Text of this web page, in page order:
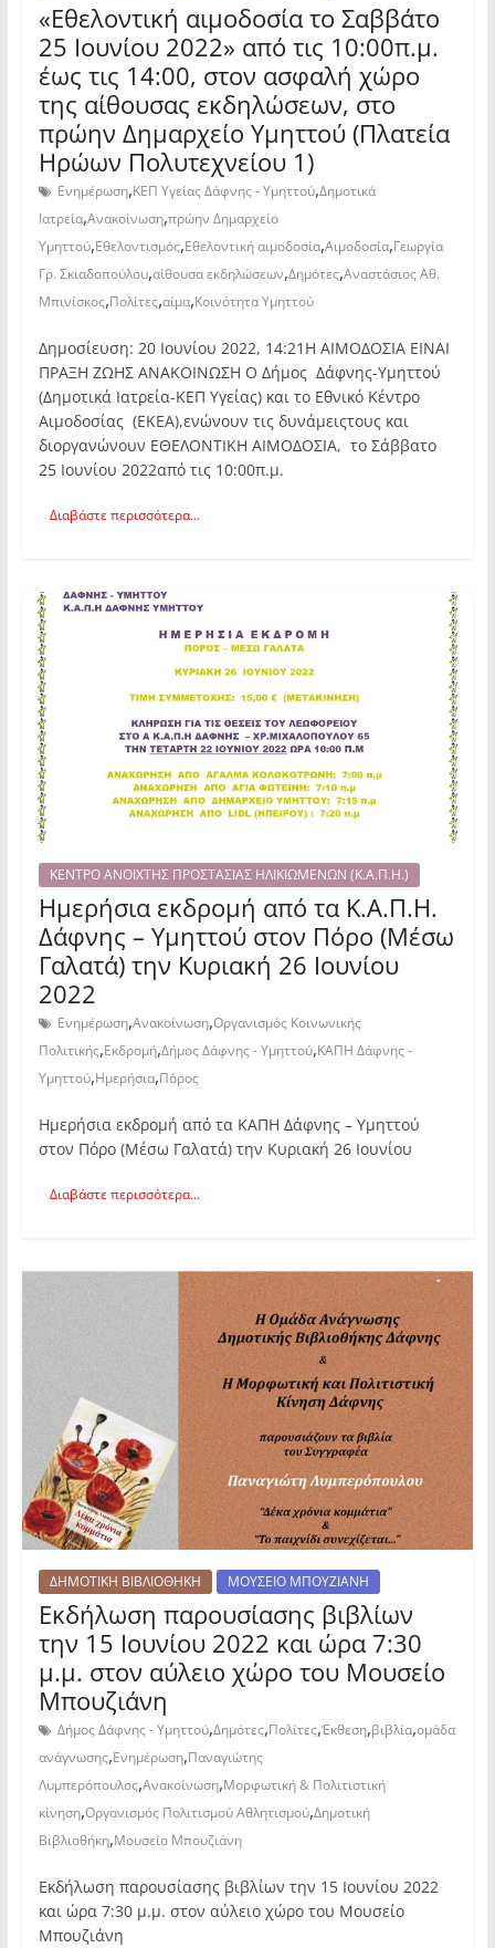
«Εθελοντική αιμοδοσία το Σαββάτο
25 Ιουνίου 2022» από τις 10:00π.μ.
έως τις 14:00, στον ασφαλή χώρο
της αίθουσας εκδηλώσεων, στο
πρώην Δημαρχείο Υμηττού (Πλατεία
Ηρώων Πολυτεχνείου 1)
Ενημέρωση,ΚΕΠ Υγείας Δάφνης - Υμηττού,Δημοτικά
Ιατρεία,Ανακοίνωση,πρώην Δημαρχείο
Υμηττού,Εθελοντισμός,Εθελοντική αιμοδοσία,Αιμοδοσία,Γεωργία
Γρ. Σκιαδοπούλου,αίθουσα εκδηλώσεων,Δημότες,Αναστάσιος Αθ.
Μπινίσκος,Πολίτες,αίμα,Κοινότητα Υμηττού
Δημοσίευση: 20 Ιουνίου 2022, 14:21Η ΑΙΜΟΔΟΣΙΑ ΕΙΝΑΙ
ΠΡΑΞΗ ΖΩΗΣ ΑΝΑΚΟΙΝΩΣΗ Ο Δήμος Δάφνης-Υμηττού
(Δημοτικά Ιατρεία-ΚΕΠ Υγείας) και το Εθνικό Κέντρο
Αιμοδοσίας (ΕΚΕΑ),ενώνουν τις δυνάμειςτους και
διοργανώνουν ΕΘΕΛΟΝΤΙΚΗ ΑΙΜΟΔΟΣΙΑ, το Σάββατο
25 Ιουνίου 2022από τις 10:00π.μ.
Διαβάστε περισσότερα...
ΚΕΝΤΡΟ ΑΝΟΙΧΤΗΣ ΠΡΟΣΤΑΣΙΑΣ ΗΛΙΚΙΩΜΕΝΩΝ (Κ.Α.Π.Η.)
Ημερήσια εκδρομή από τα Κ.Α.Π.Η.
Δάφνης – Υμηττού στον Πόρο (Μέσω
Γαλατά) την Κυριακή 26 Ιουνίου
2022
Ενημέρωση,Ανακοίνωση,Οργανισμός Κοινωνικής
Πολιτικής,Εκδρομή,Δήμος Δάφνης - Υμηττού,ΚΑΠΗ Δάφνης -
Υμηττού,Ημερήσια,Πόρος
Ημερήσια εκδρομή από τα ΚΑΠΗ Δάφνης – Υμηττού
στον Πόρο (Μέσω Γαλατά) την Κυριακή 26 Ιουνίου
Διαβάστε περισσότερα...
ΔΗΜΟΤΙΚΗ ΒΙΒΛΙΟΘΗΚΗ ΜΟΥΣΕΙΟ ΜΠΟΥΖΙΑΝΗ
Εκδήλωση παρουσίασης βιβλίων
την 15 Ιουνίου 2022 και ώρα 7:30
μ.μ. στον αύλειο χώρο του Μουσείο
Μπουζιάνη
Δήμος Δάφνης - Υμηττού,Δημότες,Πολίτες,Έκθεση,βιβλία,ομάδα
ανάγνωσης,Ενημέρωση,Παναγιώτης
Λυμπερόπουλος,Ανακοίνωση,Μορφωτική & Πολιτιστική
κίνηση,Οργανισμός Πολιτισμού Αθλητισμού,Δημοτική
Βιβλιοθήκη,Μουσείο Μπουζιάνη
Εκδήλωση παρουσίασης βιβλίων την 15 Ιουνίου 2022
και ώρα 7:30 μ.μ. στον αύλειο χώρο του Μουσείο
Μπουζιάνη